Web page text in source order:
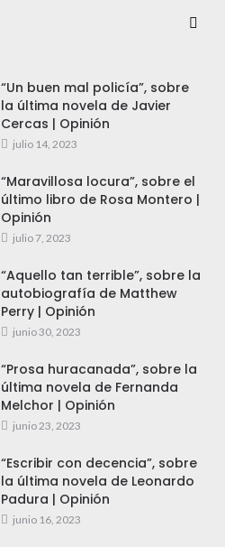
“Un buen mal policía”, sobre
la última novela de Javier
Cercas | Opinión
julio 14, 2023
“Maravillosa locura”, sobre el
último libro de Rosa Montero |
Opinión
julio 7, 2023
“Aquello tan terrible”, sobre la
autobiografía de Matthew
Perry | Opinión
junio 30, 2023
“Prosa huracanada”, sobre la
última novela de Fernanda
Melchor | Opinión
junio 23, 2023
“Escribir con decencia”, sobre
la última novela de Leonardo
Padura | Opinión
junio 16, 2023